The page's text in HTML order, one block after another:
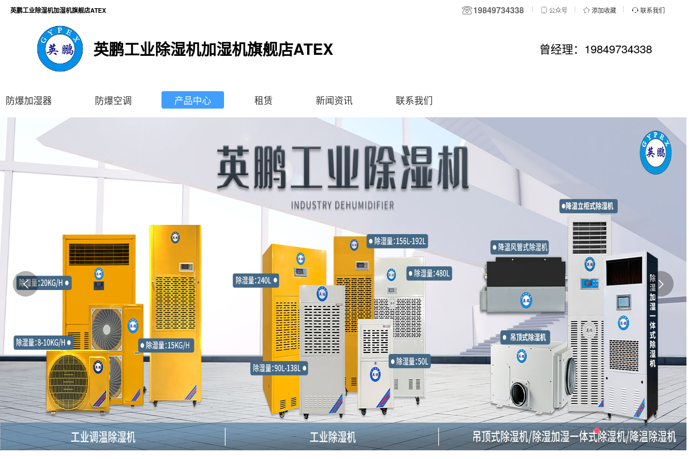
英鹏工业除湿机加湿机旗舰店ATEX 19849734338 公众号 添加收藏 联系我们
英鹏工业除湿机加湿机旗舰店ATEX 曾经理：19849734338
防爆加湿器 防爆空调 产品中心 租赁 新闻资讯 联系我们